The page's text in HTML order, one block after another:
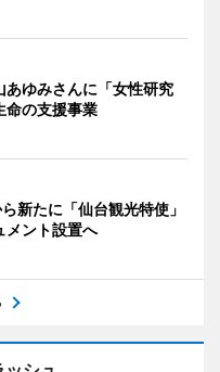
あゆみさんに「女性研究
の支援事業
新たに「仙台観光特使」
ント設置へ